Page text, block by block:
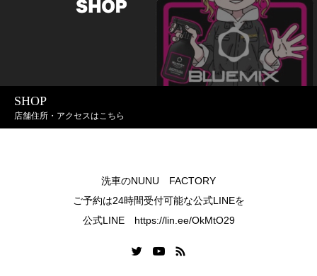
SHOP
店舗住所・アクセスはこちら
洗車のNUNU FACTORY
ご予約は24時間受付可能な公式LINEを
公式LINE https://lin.ee/OkMtO29